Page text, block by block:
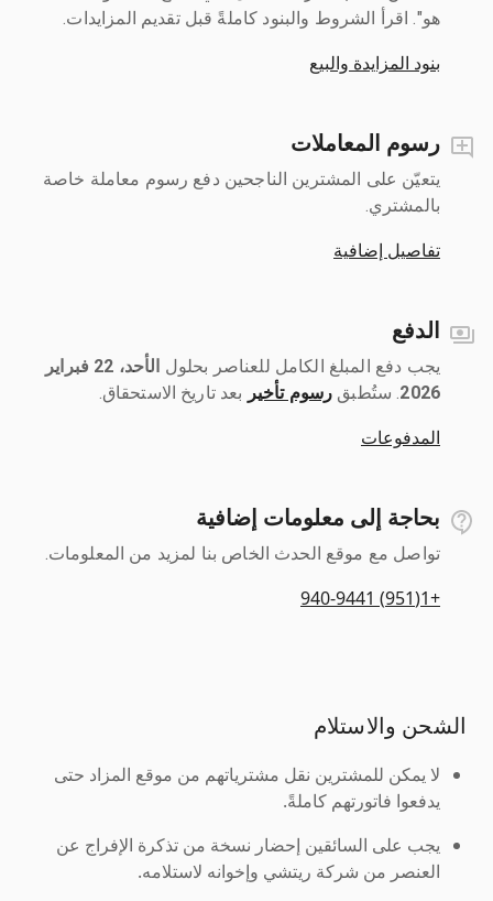
هو". اقرأ الشروط والبنود كاملةً قبل تقديم المزايدات.
بنود المزايدة والبيع
رسوم المعاملات
يتعيّن على المشترين الناجحين دفع رسوم معاملة خاصة
بالمشتري.
تفاصيل إضافية
الدفع
يجب دفع المبلغ الكامل للعناصر بحلول ‎
الأحد، 22 فبراير
2026
رسوم تأخير بعد تاريخ الاستحقاق.
المدفوعات
بحاجة إلى معلومات إضافية
تواصل مع موقع الحدث الخاص بنا لمزيد من المعلومات.
+1(951) 940-9441
الشحن والاستلام
لا يمكن للمشترين نقل مشترياتهم من موقع المزاد حتى
يدفعوا فاتورتهم كاملةً.
يجب على السائقين إحضار نسخة من تذكرة الإفراج عن
العنصر من شركة ريتشي وإخوانه لاستلامه.